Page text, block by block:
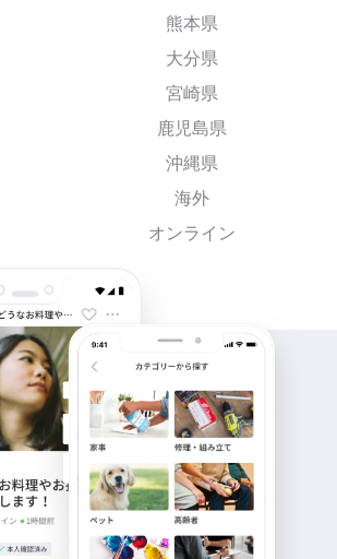
熊本県
大分県
宮崎県
鹿児島県
沖縄県
海外
オンライン